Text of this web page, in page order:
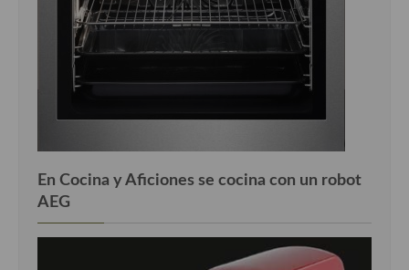
En Cocina y Aficiones se cocina con un robot
AEG